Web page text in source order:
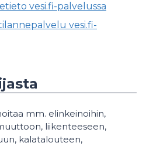
vesi.fi-palvelussa
vesi.fi-
mm. elinkeinoihin,
liikenteeseen,
kalatalouteen,